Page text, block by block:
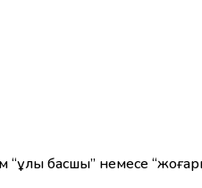
“ұлы басшы” немесе